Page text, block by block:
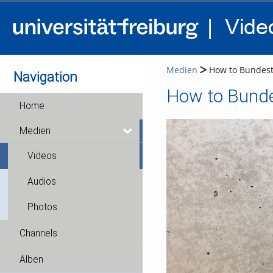
Navigation
Home
Medien
Videos
Audios
Photos
Channels
Alben
Medien How to
How to